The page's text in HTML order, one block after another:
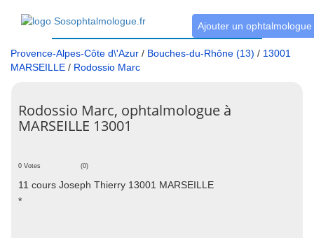
Ajouter un ophtalmologue
Provence-Alpes-Côte d\'Azur / Bouches-du-Rhône (13) / 13001
MARSEILLE / Rodossio Marc
Rodossio Marc, ophtalmologue à
MARSEILLE 13001
0 Votes (0)
11 cours Joseph Thierry 13001 MARSEILLE
*